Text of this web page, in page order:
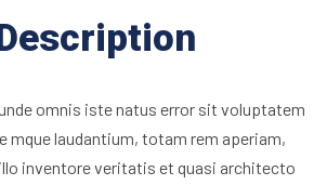
omnis iste natus error sit voluptatem
mque laudantium, totam rem aperiam,
inventore veritatis et quasi architecto